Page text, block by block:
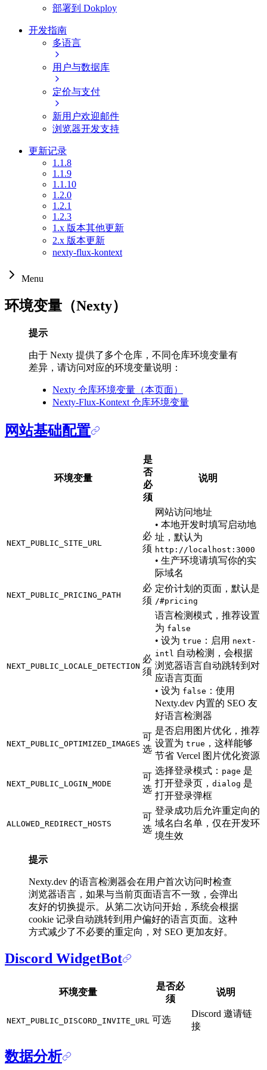
部署到 Dokploy
开发指南
多语言
用户与数据库
定价与支付
新用户欢迎邮件
浏览器开发支持
更新记录
1.1.8
1.1.9
1.1.10
1.2.0
1.2.1
1.2.3
1.x 版本其他更新
2.x 版本更新
nexty-flux-kontext
Menu
环境变量（Nexty）
提示
由于 Nexty 提供了多个仓库，不同仓库环境变量有
差异，请访问对应的环境变量说明：
Nexty 仓库环境变量（本页面）
Nexty-Flux-Kontext 仓库环境变量
网站基础配置
环境变量
是
否
必
须
说明
NEXT_PUBLIC_SITE_URL
必
须
网站访问地址
• 本地开发时填写启动地
址，默认为
http://localhost:3000
• 生产环境请填写你的实
际域名
NEXT_PUBLIC_PRICING_PATH
必
须
定价计划的页面，默认是
/#pricing
NEXT_PUBLIC_LOCALE_DETECTION
必
须
语言检测模式，推荐设置
为 false
• 设为 true ：启用 next-
intl 自动检测，会根据
浏览器语言自动跳转到对
应语言页面
• 设为 false ：使用
Nexty.dev 内置的 SEO 友
好语言检测器
NEXT_PUBLIC_OPTIMIZED_IMAGES
可
选
是否启用图片优化，推荐
设置为 true ，这样能够
节省 Vercel 图片优化资源
NEXT_PUBLIC_LOGIN_MODE
可
选
选择登录模式： page 是
打开登录页， dialog 是
打开登录弹框
ALLOWED_REDIRECT_HOSTS
可
选
登录成功后允许重定向的
域名白名单，仅在开发环
境生效
提示
Nexty.dev 的语言检测器会在用户首次访问时检查
浏览器语言，如果与当前页面语言不一致，会弹出
友好的切换提示。从第二次访问开始，系统会根据
cookie 记录自动跳转到用户偏好的语言页面。这种
方式减少了不必要的重定向，对 SEO 更加友好。
Discord WidgetBot
环境变量
是否必
须
说明
NEXT_PUBLIC_DISCORD_INVITE_URL 可选
Discord 邀请链
接
数据分析